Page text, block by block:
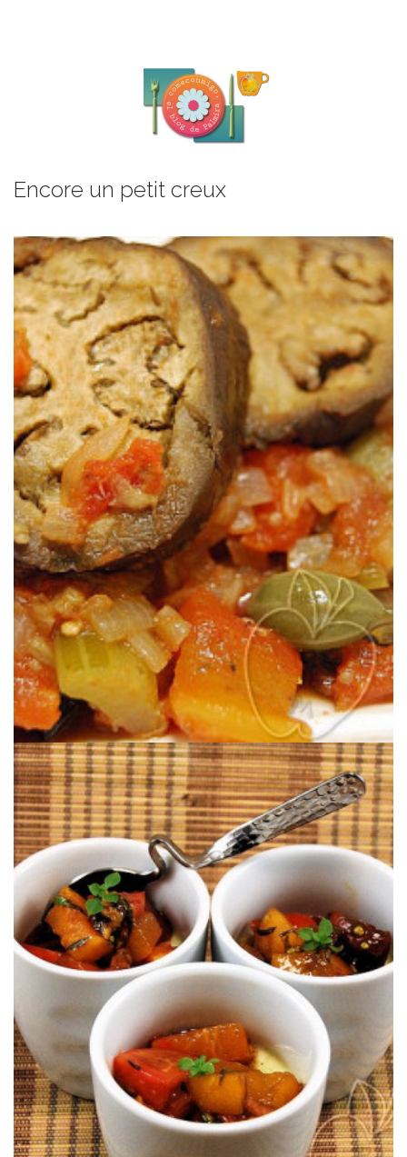
Encore un petit creux
CAPONATA SICILIENNE
Une valeur sûre pour un repas d’été autour des aubergines du jardin.
SALADE DE TOMATES &
PANNACOTTA DE MOZZARELLA
La pannacotta en version salée, ça surprend pas vrai ?